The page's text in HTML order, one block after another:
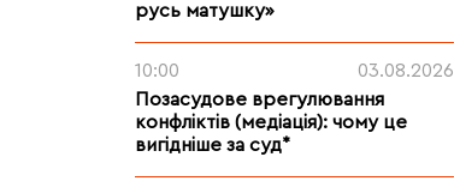
русь матушку»
10:00
03.08.2026
Позасудове врегулювання
конфліктів (медіація): чому це
вигідніше за суд*